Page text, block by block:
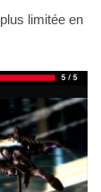
limitée en